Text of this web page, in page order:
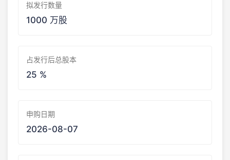
拟发行数量
1000 万股
占发行后总股本
25 %
申购日期
2026-08-07